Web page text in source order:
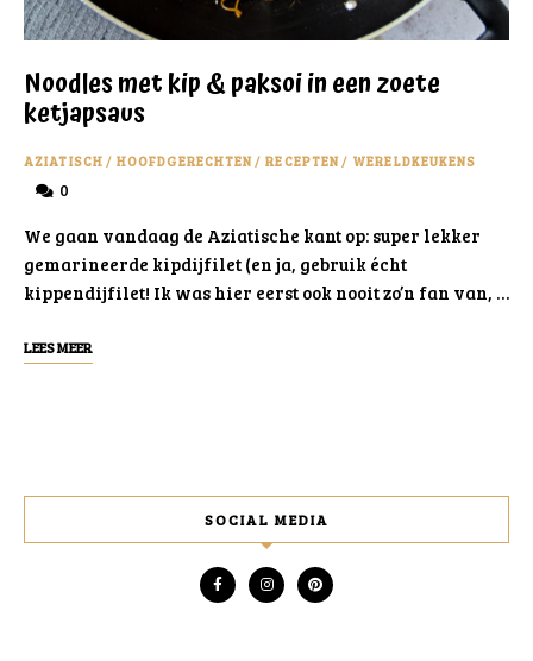
Noodles met kip & paksoi in een zoete
ketjapsaus
AZIATISCH / HOOFDGERECHTEN / RECEPTEN / WERELDKEUKENS
0
We gaan vandaag de Aziatische kant op: super lekker
gemarineerde kipdijfilet (en ja, gebruik écht
kippendijfilet! Ik was hier eerst ook nooit zo’n fan van, …
LEES MEER
SOCIAL MEDIA